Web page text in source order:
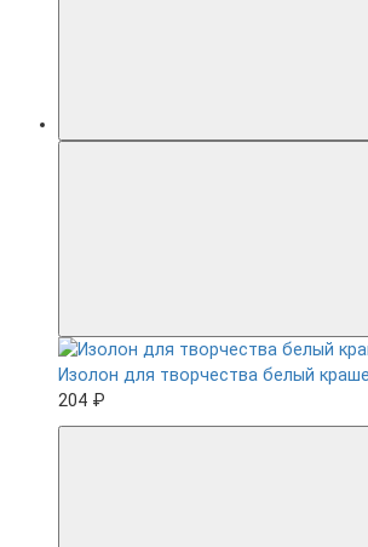
Изолон для творчества белый
204 ₽